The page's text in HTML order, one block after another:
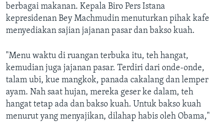
berbagai makanan. Kepala Biro Pers Istana
kepresidenan Bey Machmudin menuturkan pihak kafe
menyediakan sajian jajanan pasar dan bakso kuah.
"Menu waktu di ruangan terbuka itu, teh hangat,
kemudian juga jajanan pasar. Terdiri dari onde-onde,
talam ubi, kue mangkok, panada cakalang dan lemper
ayam. Nah saat hujan, mereka geser ke dalam, teh
hangat tetap ada dan bakso kuah. Untuk bakso kuah
menurut yang menyajikan, dilahap habis oleh Obama,"